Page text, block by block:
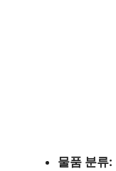
물품 분류: